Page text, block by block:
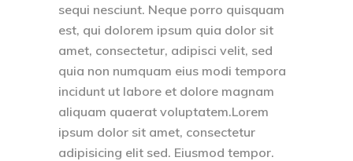
sequi nesciunt. Neque porro quisquam
est, qui dolorem ipsum quia dolor sit
amet, consectetur, adipisci velit, sed
quia non numquam eius modi tempora
incidunt ut labore et dolore magnam
aliquam quaerat voluptatem.Lorem
ipsum dolor sit amet, consectetur
adipisicing elit sed. Eiusmod tempor.